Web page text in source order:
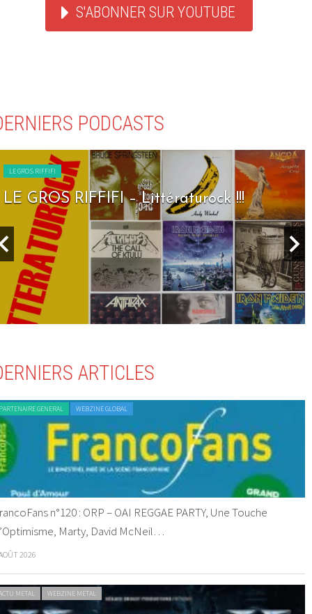
S'ABONNER SUR YOUTUBE
PODCASTS
LE GROS RIFFIFI
LE GROS RIFFIFI – Seven Days To Rock !!!
ARTICLES
GENERAL WEBZINE GLOBAL
n°120 : ORP – OAI REGGAE PARTY, Une Touche
Marty, David McNeil…
2026
METAL WEBZINE METAL